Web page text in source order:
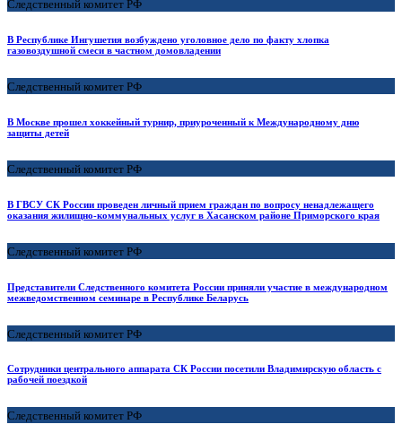
Следственный комитет РФ
В Республике Ингушетия возбуждено уголовное дело по факту хлопка
газовоздушной смеси в частном домовладении
Следственный комитет РФ
В Москве прошел хоккейный турнир, приуроченный к Международному дню
защиты детей
Следственный комитет РФ
В ГВСУ СК России проведен личный прием граждан по вопросу ненадлежащего
оказания жилищно-коммунальных услуг в Хасанском районе Приморского края
Следственный комитет РФ
Представители Следственного комитета России приняли участие в международном
межведомственном семинаре в Республике Беларусь
Следственный комитет РФ
Сотрудники центрального аппарата СК России посетили Владимирскую область с
рабочей поездкой
Следственный комитет РФ